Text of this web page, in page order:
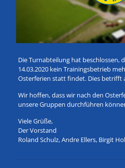
Die Turnabteilung hat beschlossen,
14.03.2020 kein Trainingsbetrieb
Osterferien statt findet. Dies betrifft
Wir hoffen, dass wir nach den
unsere Gruppen durchführen
Viele Grüße,
Der Vorstand
Roland Schulz, Andre Ellers, Birgit